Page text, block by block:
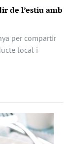
de l’estiu amb
per compartir
local i